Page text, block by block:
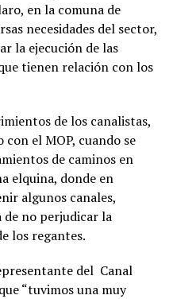
en la comuna de
necesidades del sector,
la ejecución de las
tienen relación con los
de los canalistas,
el MOP, cuando se
de caminos en
elquina, donde en
algunos canales,
de no perjudicar la
los regantes.
del Canal
“tuvimos una muy